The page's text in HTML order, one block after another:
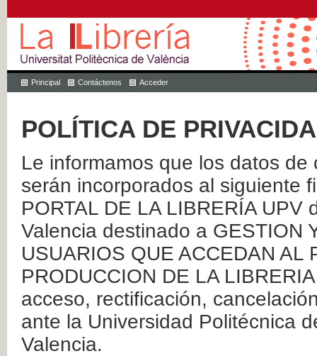
Principal Contáctenos Acceder
POLÍTICA DE
Le informamos que los datos
serán incorporados al siguiente
PORTAL DE LA LIBRERÍA
Valencia destinado a GESTION
USUARIOS QUE ACCEDAN AL
PRODUCCION DE LA
acceso, rectificación,
ante la Universidad Politécnica
Valencia.